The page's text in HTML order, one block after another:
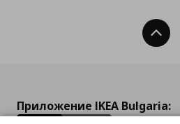
Приложение IKEA Bulgaria: